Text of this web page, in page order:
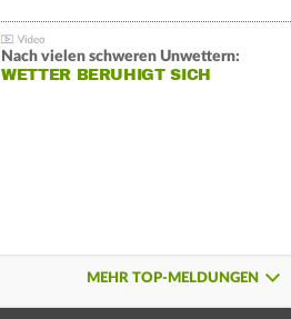
Nach vielen schweren Unwettern:
WETTER BERUHIGT SICH
MEHR TOP-MELDUNGEN